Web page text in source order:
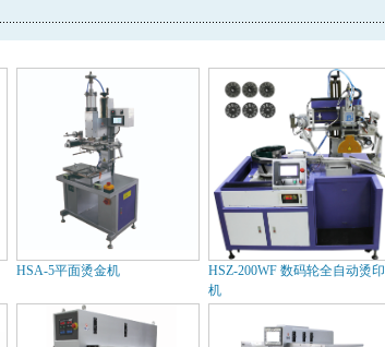
HSA-5平面烫金机
HSZ-200WF 数码轮全自动烫印
机